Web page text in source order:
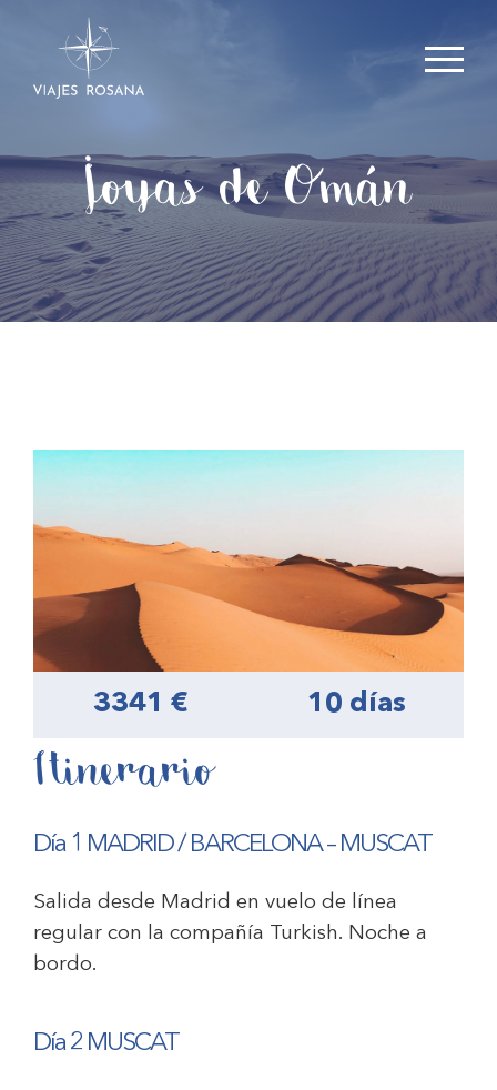
Joyas de Omán
3341 € 10 días
Itinerario
Día 1 MADRID / BARCELONA – MUSCAT
Salida desde Madrid en vuelo de línea
regular con la compañía Turkish. Noche a
bordo.
Día 2 MUSCAT